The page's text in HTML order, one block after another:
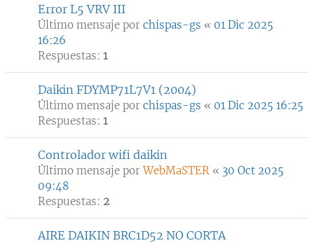
Error L5 VRV III
Último mensaje por chispas-gs « 01 Dic 2025
16:26
Respuestas: 1
Daikin FDYMP71L7V1 (2004)
Último mensaje por chispas-gs « 01 Dic 2025 16:25
Respuestas: 1
Controlador wifi daikin
Último mensaje porWebMaSTER « 30 Oct 2025
09:48
Respuestas: 2
AIRE DAIKIN BRC1D52 NO CORTA